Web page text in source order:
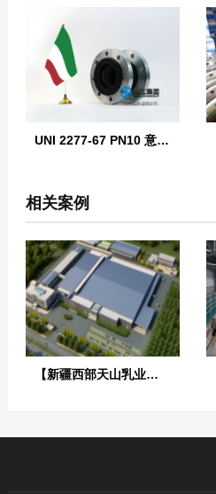
UNI 2277-67 PN10 意大利标准橡胶膨胀节
相关案例
【新疆西部天山乳业项目】橡胶接头合同